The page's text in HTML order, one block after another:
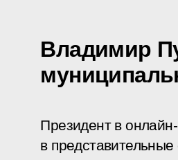
Владимир
Президент в
в